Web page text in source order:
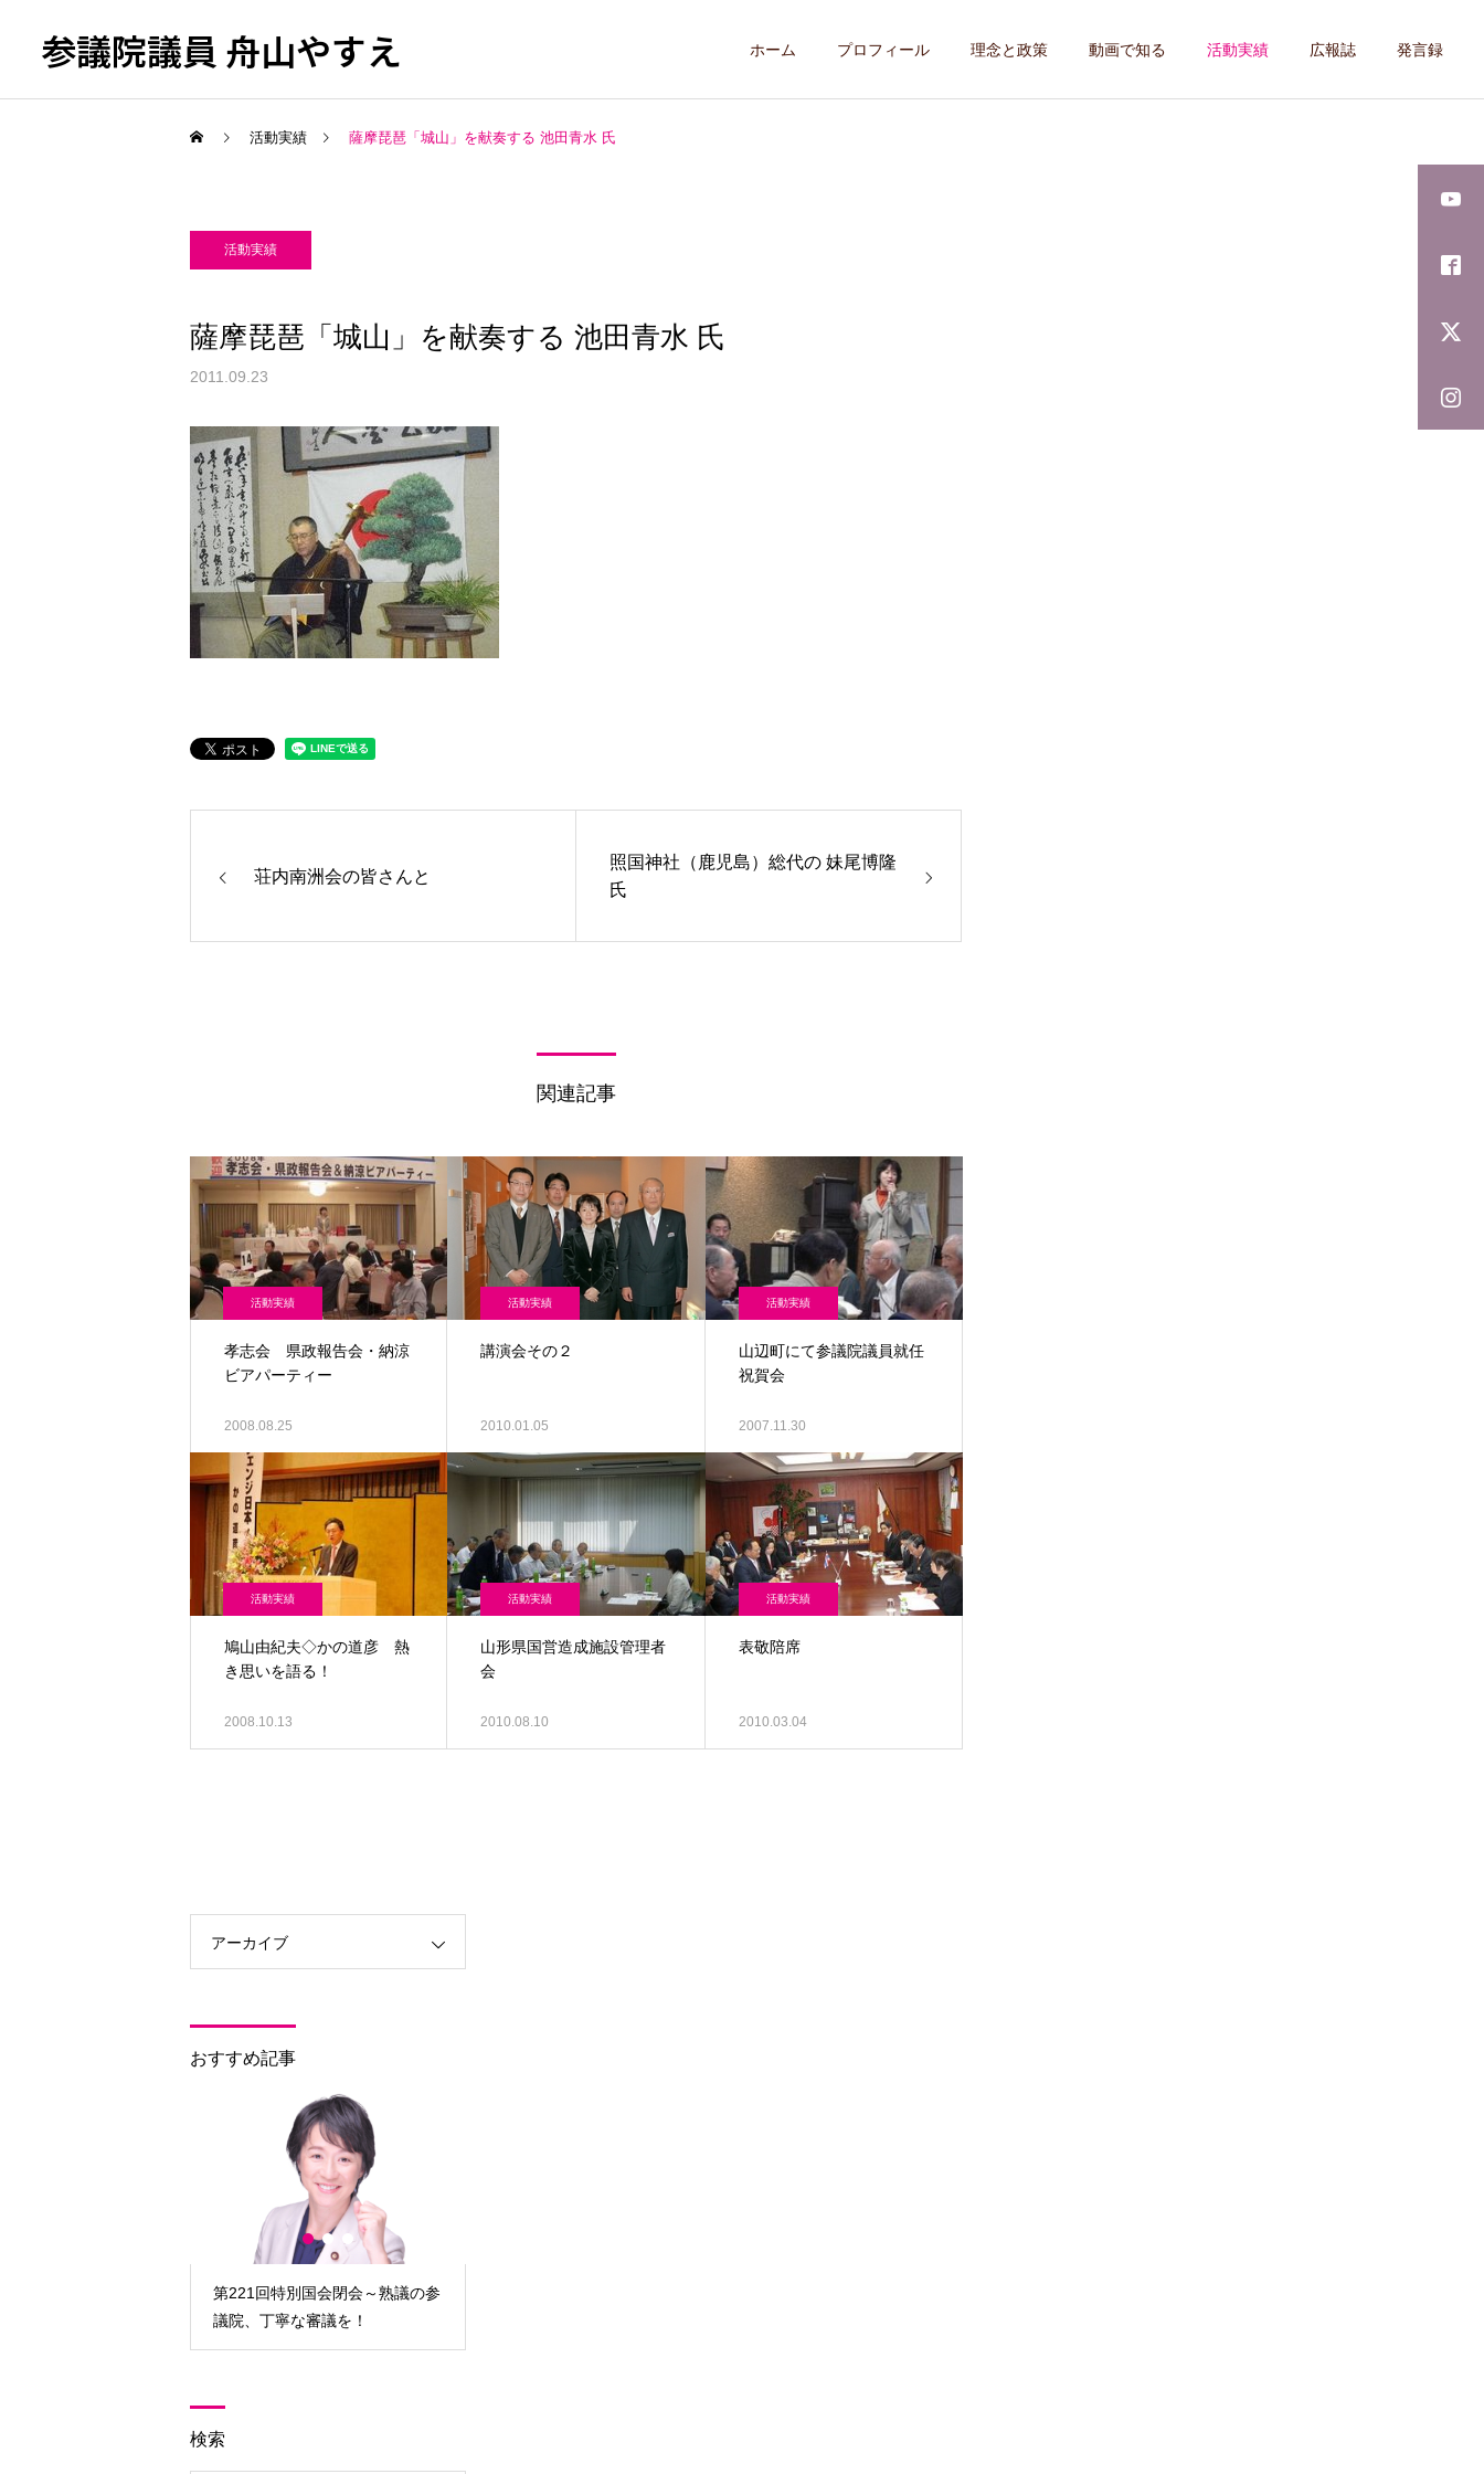
参議院議員 舟山やすえ ホーム プロフィール 理念と政策 動画で知る 活動実績 広報誌 発言録
活動実績 薩摩琵琶「城山」を献奏する 池田青水 氏
活動実績
薩摩琵琶「城山」を献奏する 池田青水 氏
2011.09.23
荘内南洲会の皆さんと
照国神社（鹿児島）総代の 妹尾博隆
氏
関連記事
活動実績
孝志会 県政報告会・納涼
ビアパーティー
2008.08.25
活動実績
講演会その２
2010.01.05
活動実績
山辺町にて参議院議員就任
祝賀会
2007.11.30
活動実績
鳩山由紀夫◇かの道彦 熱
き思いを語る！
2008.10.13
活動実績
山形県国営造成施設管理者
会
2010.08.10
活動実績
表敬陪席
2010.03.04
アーカイブ
おすすめ記事
第221回特別国会閉会～熟議の参
議院、丁寧な審議を！
検索